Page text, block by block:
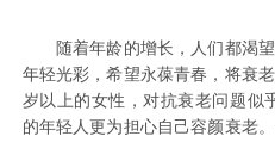
随着年龄的增长，人们都渴望
年轻光彩，希望永葆青春，将衰
岁以上的女性，对抗衰老问题似
的年轻人更为担心自己容颜衰老